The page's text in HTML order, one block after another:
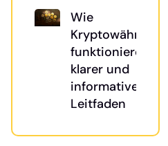
Wie
Kryptowährungen
funktionieren: Ein
klarer und
informativer
Leitfaden